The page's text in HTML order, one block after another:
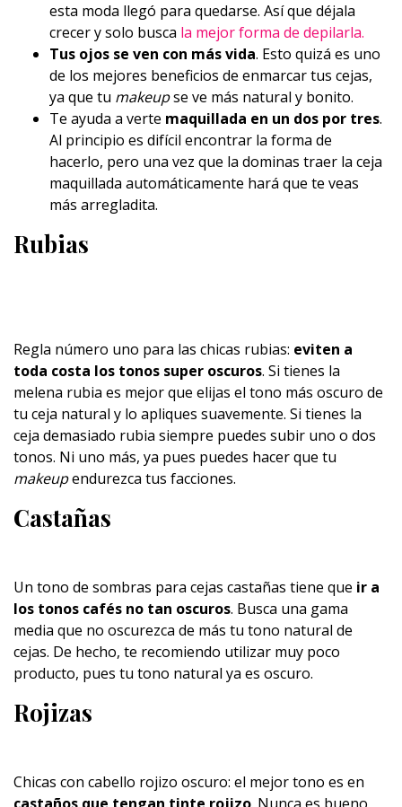
esta moda llegó para quedarse. Así que déjala
crecer y solo busca la mejor forma de depilarla.
Tus ojos se ven con más vida. Esto quizá es uno
de los mejores beneficios de enmarcar tus cejas,
ya que tu makeupse ve más natural y bonito.
Te ayuda a verte maquillada en un dos por tres.
Al principio es difícil encontrar la forma de
hacerlo, pero una vez que la dominas traer la ceja
maquillada automáticamente hará que te veas
más arregladita.
Rubias
Regla número uno para las chicas rubias: eviten a
toda costa los tonos super oscuros. Si tienes la
melena rubia es mejor que elijas el tono más oscuro de
tu ceja natural y lo apliques suavemente. Si tienes la
ceja demasiado rubia siempre puedes subir uno o dos
tonos. Ni uno más, ya pues puedes hacer que tu
makeupendurezca tus facciones.
Castañas
Un tono de sombras para cejas castañas tiene que ir a
los tonos cafés no tan oscuros. Busca una gama
media que no oscurezca de más tu tono natural de
cejas. De hecho, te recomiendo utilizar muy poco
producto, pues tu tono natural ya es oscuro.
Rojizas
Chicas con cabello rojizo oscuro: el mejor tono es en